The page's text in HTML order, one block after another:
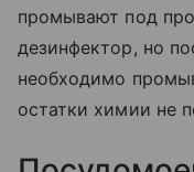
промывают под
дезинфектор, но
необходимо
остатки химии не